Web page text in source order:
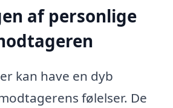
af personlige
kan have en dyb
følelser. De